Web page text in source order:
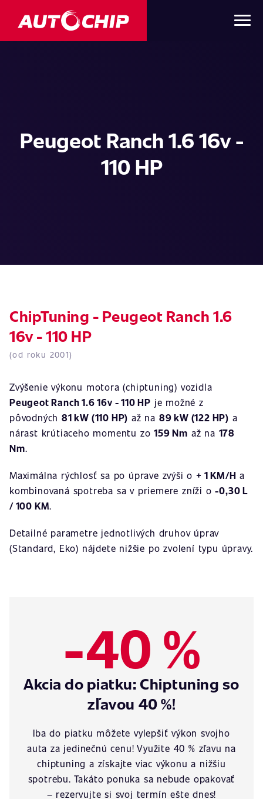
Peugeot Ranch 1.6 16v -
110 HP
ChipTuning - Peugeot Ranch 1.6
16v - 110 HP
(od roku 2001)
Zvýšenie výkonu motora (chiptuning) vozidla
Peugeot Ranch 1.6 16v - 110 HP je možné z
pôvodných 81 kW (110 HP) až na 89 kW (122 HP) a
nárast krútiaceho momentu zo159 Nm až na 178
Nm.
Maximálna rýchlosť sa po úprave zvýši o + 1 KM/H a
kombinovaná spotreba sa v priemere zníži o-0,30 L
/ 100 KM.
Detailné parametre jednotlivých druhov úprav
(Standard, Eko) nájdete nižšie po zvolení typu úpravy.
-40 %
Akcia do piatku: Chiptuning so
zľavou 40 %!
Iba do piatku môžete vylepšiť výkon svojho
auta za jedinečnú cenu! Využite 40 % zľavu na
chiptuning a získajte viac výkonu a nižšiu
spotrebu. Takáto ponuka sa nebude opakovať
– rezervujte si svoj termín ešte dnes!